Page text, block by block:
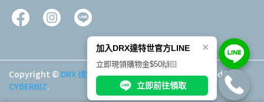
Copyright © DRX 達特世All Rights Reserved.Designed by
CYBERBIZ.
加入DRX達特世官方LINE
立即現領購物金$50🙌🏻
立即前往領取
×